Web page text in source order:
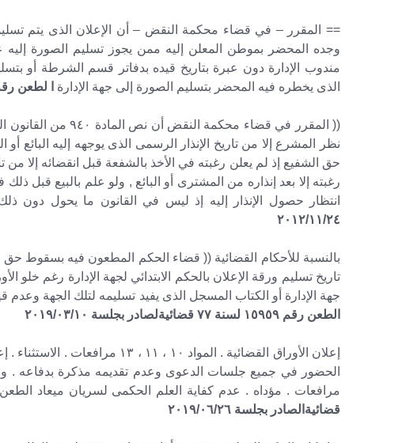
== المقرر – في قضاء محكمة النقض – أن الإعلان الذى يتم
وجده المحضر بموطن المعلن إليه ممن يجوز تسليم الصورة
مندوب الإدارة دون عبرة بتاريخ قيده بدفاتر قسم الشرطة أو
الذى يخطره فيه المحضر بتسليم الصورة إلى جهة الإدارة
ا لطعن رقم ٦٥٦ لسنة ٧٠ قضائيةالصادر بجلسة
(( المقرر في قضاء
نظر المشرع إلا من تاريخ الإنذار الرسمى الذى يوجهه إليه
حق الشفيع إذ لم يعلن رغبته في الأخذ بالشفعة قبل انقضائه إلا من
رغبته إلا بعد إنذاره من المشترى أو البائع , ولو علم بالبيع قبل
انتظار حصول الإنذار إليه إذ ليس في القانون ما يحول دون
٢٠١٢/١١/٢٤
بالنسبة للأحكام القضائية (( قضاء الحكم المطعون فيه بسقوط
تاريخ تسليم ورقة الإعلان بالحكم الابتدائي لجهة الإدارة رغم خلو
جهة الإدارة أو الكتاب المسجل الذى يفيد تسليمه لتلك الجهة وعدم
الطعن رقم ١٥٩٥٩ لسنة ٧٧ قضائيةلصادر بجلسة ٢٠١٩/٠٣/١٠
إعلان الأوراق القضائية . المواد
مرافعات . مؤداه . عدم كفاية العلم الحكمى لسريان ميعاد
قضائيةالصادر بجلسة ٢٠١٩/٠٦/٢٦